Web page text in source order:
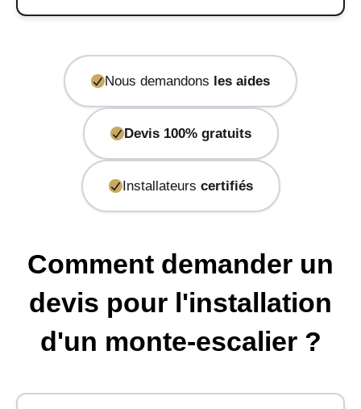
Nous demandons les aides
Devis 100% gratuits
Installateurs certifiés
Comment demander un
devis pour l'installation
d'un monte-escalier ?